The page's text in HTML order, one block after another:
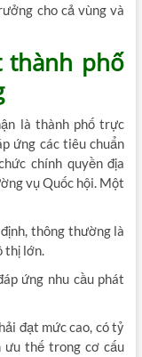
cho cả vùng và
thành phố
là thành phố trực
ứng các tiêu chuẩn
chính quyền địa
vụ Quốc hội. Một
thông thường là
thị lớn.
ứng nhu cầu phát
đạt mức cao, có tỷ
ưu thế trong cơ cấu